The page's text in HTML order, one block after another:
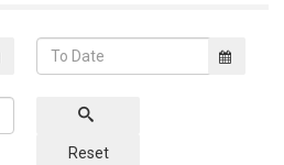
Reset